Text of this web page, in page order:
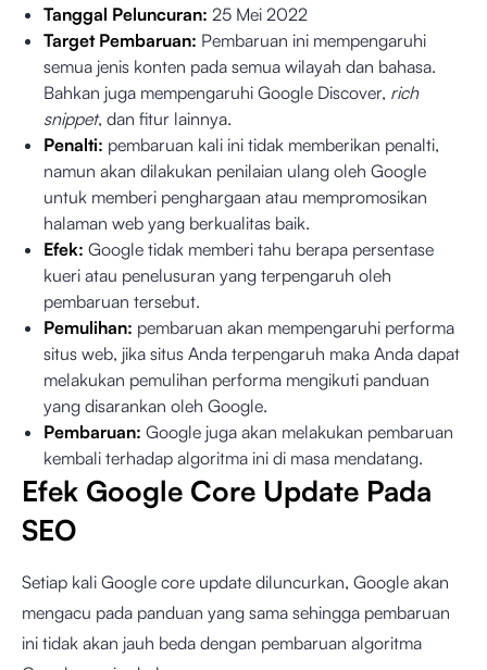
Tanggal Peluncuran: 25 Mei 2022
Target Pembaruan: Pembaruan ini mempengaruhi
semua jenis konten pada semua wilayah dan bahasa.
Bahkan juga mempengaruhi Google Discover, rich
snippet, dan fitur lainnya.
Penalti: pembaruan kali ini tidak memberikan penalti,
namun akan dilakukan penilaian ulang oleh Google
untuk memberi penghargaan atau mempromosikan
halaman web yang berkualitas baik.
Efek: Google tidak memberi tahu berapa persentase
kueri atau penelusuran yang terpengaruh oleh
pembaruan tersebut.
Pemulihan: pembaruan akan mempengaruhi performa
situs web, jika situs Anda terpengaruh maka Anda dapat
melakukan pemulihan performa mengikuti panduan
yang disarankan oleh Google.
Pembaruan: Google juga akan melakukan pembaruan
kembali terhadap algoritma ini di masa mendatang.
Efek Google Core Update Pada
SEO
Setiap kali Google core update diluncurkan, Google akan
mengacu pada panduan yang sama sehingga pembaruan
ini tidak akan jauh beda dengan pembaruan algoritma